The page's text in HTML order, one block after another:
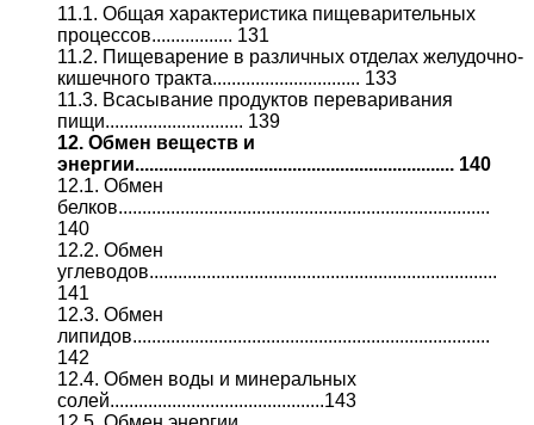
11.1. Общая характеристика пищеварительных
процессов................. 131
11.2. Пищеварение в различных отделах желудочно-
кишечного тракта............................... 133
11.3. Всасывание продуктов переваривания
пищи............................. 139
12. Обмен веществ и
энергии................................................................... 140
12.1. Обмен
белков..............................................................................
140
12.2. Обмен
углеводов.........................................................................
141
12.3. Обмен
липидов...........................................................................
142
12.4. Обмен воды и минеральных
солей.............................................143